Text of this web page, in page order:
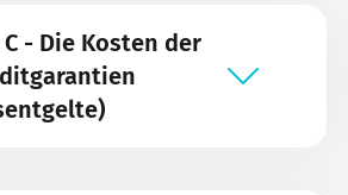
- Die Kosten der